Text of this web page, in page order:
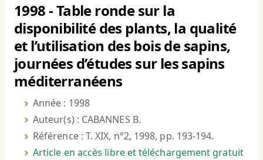
1998 - Table ronde sur la
disponibilité des plants, la qualité
et l’utilisation des bois de sapins,
journées d’études sur les sapins
méditerranéens
Année : 1998
Auteur(s) : CABANNES B.
Référence : T. XIX, n°2, 1998, pp. 193-194.
Article en accès libre et téléchargement gratuit